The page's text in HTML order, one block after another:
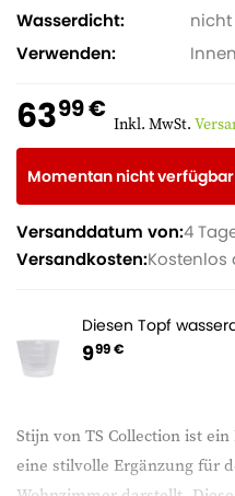
Stijn von TS Collection ist
eine stilvolle Ergänzung für
Wasserdicht
nicht
Verwenden
6399 € Inkl. MwSt.
Momentan nicht verfügbar
Versanddatum von:4
Versandkosten:Kostenlos
Diesen Topf
999 €